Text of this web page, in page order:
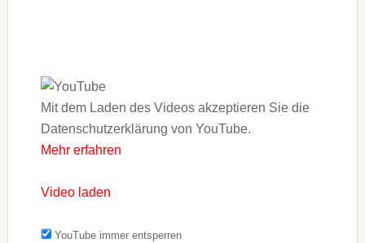
Mit dem Laden des Videos akzeptieren Sie die
Datenschutzerklärung von YouTube.
Mehr erfahren
Video laden
YouTube immer entsperren